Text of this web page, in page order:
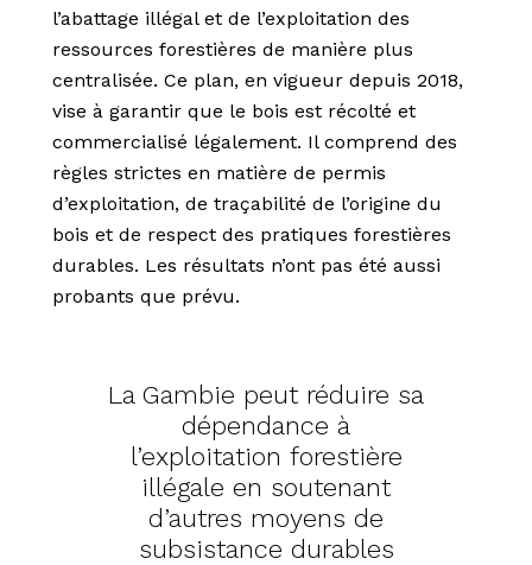
l’abattage illégal et de l’exploitation des
ressources forestières de manière plus
centralisée. Ce plan, en vigueur depuis 2018,
vise à garantir que le bois est récolté et
commercialisé légalement. Il comprend des
règles strictes en matière de permis
d’exploitation, de traçabilité de l’origine du
bois et de respect des pratiques forestières
durables. Les résultats n’ont pas été aussi
probants que prévu.
La Gambie peut réduire sa
dépendance à
l’exploitation forestière
illégale en soutenant
d’autres moyens de
subsistance durables